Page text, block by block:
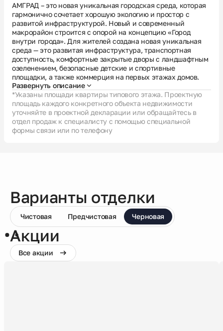
АМГРАД – это новая уникальная городская среда, которая
гармонично сочетает хорошую экологию и простор с
развитой инфраструктурой. Новый и современный
макрорайон строится с опорой на концепцию «Город
внутри города». Для жителей создана новая уникальная
среда — это развитая инфраструктура, транспортная
доступность, комфортные закрытые дворы с ландшафтным
озеленением, безопасные детские и спортивные
площадки, а также коммерция на первых этажах домов.
Развернуть описание
*Указаны площади квартиры типового этажа. Проектную
площадь каждого конкретного объекта недвижимости
уточняйте в проектной декларации или обращайтесь в
отдел продаж к специалисту с помощью специальной
формы связи или по телефону
Варианты отделки
Чистовая Предчистовая Черновая
Акции
Все акции